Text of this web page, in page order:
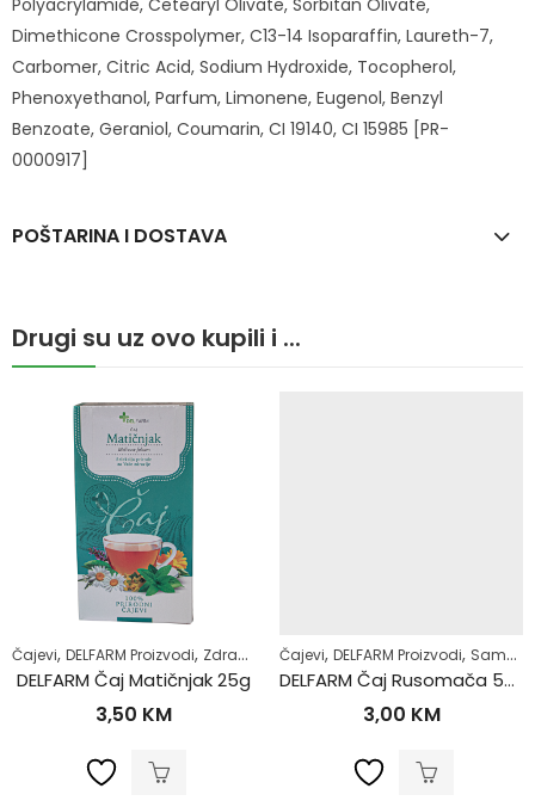
Polyacrylamide, Cetearyl Olivate, Sorbitan Olivate,
Dimethicone Crosspolymer, C13-14 Isoparaffin, Laureth-7,
Carbomer, Citric Acid, Sodium Hydroxide, Tocopherol,
Phenoxyethanol, Parfum, Limonene, Eugenol, Benzyl
Benzoate, Geraniol, Coumarin, CI 19140, CI 15985 [PR-
0000917]
POŠTARINA I DOSTAVA
Drugi su uz ovo kupili i ...
Čajevi, DELFARM Proizvodi, Zdrav život
DELFARM Čaj Matičnjak 25g
3,50 KM
Čajevi, DELFARM Proizvodi, Samoliječenje
DELFARM Čaj Rusomača 50g
3,00 KM